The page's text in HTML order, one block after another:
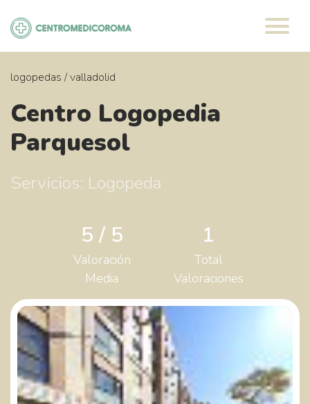
contenido
logopedas /valladolid
Centro Logopedia
Parquesol
Servicios: Logopeda
5 / 5
Valoración
Media
1
Total
Valoraciones